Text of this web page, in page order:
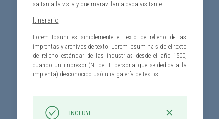
saltan a la vista y que maravillan a cada visitante.
Itinerario
Lorem Ipsum es simplemente el texto de relleno de las
imprentas y archivos de texto. Lorem Ipsum ha sido el texto
de relleno estándar de las industrias desde el año 1500,
cuando un impresor (N. del T. persona que se dedica a la
imprenta) desconocido usó una galería de textos.
INCLUYE ✕